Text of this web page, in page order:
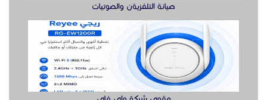
مصانع الأبواب الخشبية